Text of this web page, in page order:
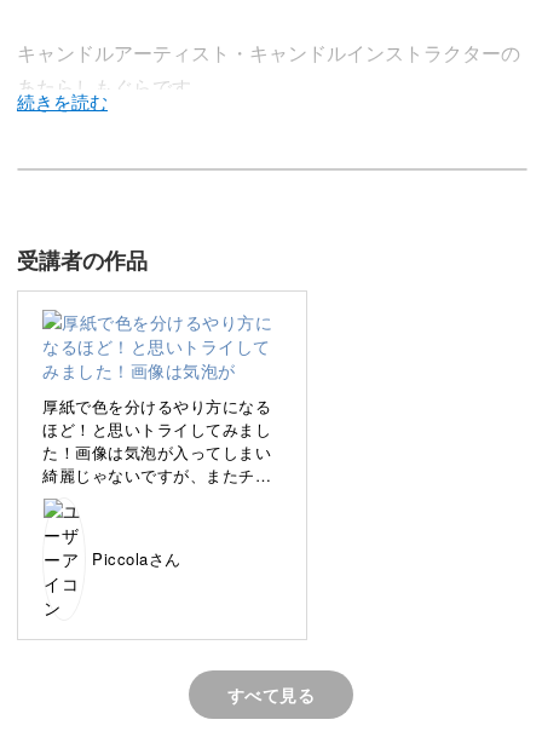
キャンドルアーティスト・キャンドルインストラクターの
あたらしもぐらです。
ットを作る方法をお届けいたします。
きれいに仕上げるポイントを学んで、素敵なアロマタブレ
ットを作ってみましょう！
アロマタブレットってどんなもの？
アロマタブレットとは、みつろうとソイワックスを使った
香り付きのタブレット。
香りを楽しむだけでなく、部屋のインテリアとしてもアク
セントになるアイテムです。
受講者の作品
厚紙で色を分けるやり方になる
ほど！と思いトライしてみまし
た！画像は気泡が入ってしまい
綺麗じゃないですが、またチャ
レンジしてもっと完成度上げた
いと思います！！
Piccolaさん
すべて見る